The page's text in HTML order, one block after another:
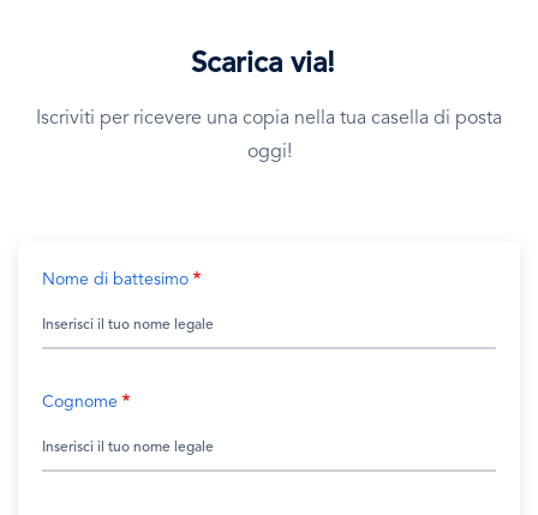
Scarica via!
Iscriviti per ricevere una copia nella tua casella di posta
oggi!
Nome di battesimo
Cognome